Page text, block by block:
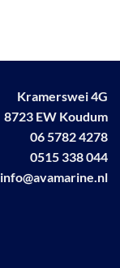
Kramerswei 4G
8723 EW Koudum
06 5782 4278
0515 338 044
info@avamarine.nl